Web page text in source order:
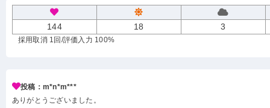
144 18 3
採用取消 1回 /評価入力 100%
投稿：m*n*m***
ありがとうございました。